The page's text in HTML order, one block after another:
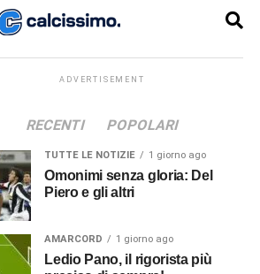
ADVERTISEMENT
RECENTI POPOLARI
TUTTE LE NOTIZIE 1 giorno ago
Omonimi senza gloria: Del
Piero e gli altri
AMARCORD 1 giorno ago
Ledio Pano, il rigorista più